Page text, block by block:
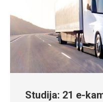
Studija: 21 e-